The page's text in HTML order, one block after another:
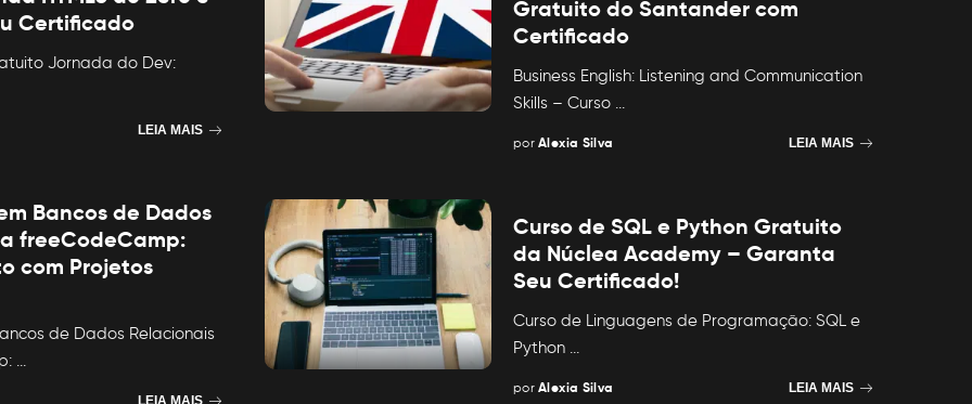
Certificado
Jornada do Dev:
LEIA MAIS
Gratuito do Santander com
Certificado
Business English: Listening and Communication
Skills – Curso ...
Posted
por Alexia Silva LEIA MAIS
Bancos de Dados
freeCodeCamp:
com Projetos
de Dados Relacionais
...
LEIA MAIS
Curso de SQL e Python Gratuito
da Núclea Academy – Garanta
Seu Certificado!
Curso de Linguagens de Programação: SQL e
Python
Posted
por Alexia Silva LEIA MAIS